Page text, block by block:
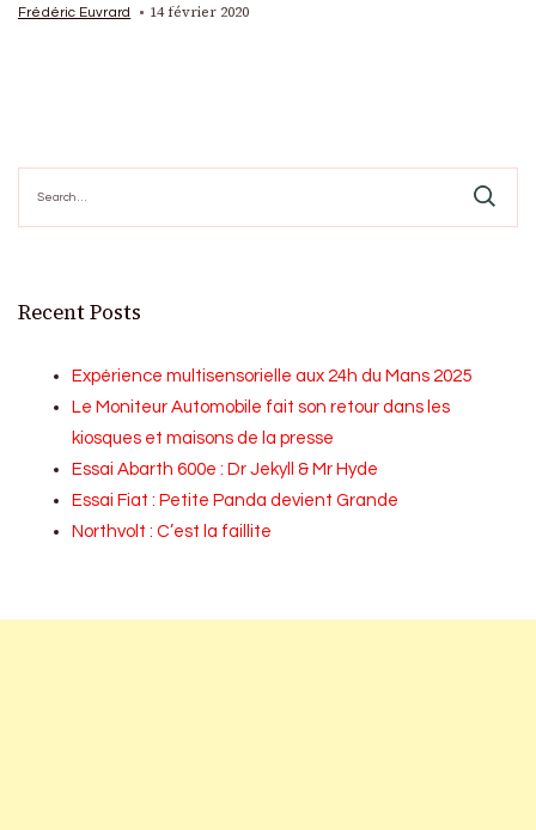
Frédéric Euvrard 14 février 2020
for:
Recent Posts
Expérience multisensorielle aux 24h du Mans 2025
Le Moniteur Automobile fait son retour dans les
kiosques et maisons de la presse
Essai Abarth 600e : Dr Jekyll & Mr Hyde
Essai Fiat : Petite Panda devient Grande
Northvolt : C’est la faillite